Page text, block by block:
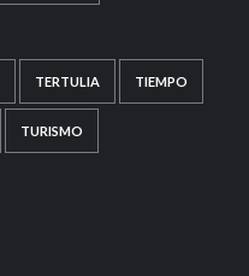
TERTULIA TIEMPO
TURISMO